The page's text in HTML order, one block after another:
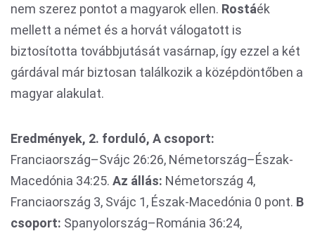
nem szerez pontot a magyarok ellen. Rostáék
mellett a német és a horvát válogatott is
biztosította továbbjutását vasárnap, így ezzel a két
gárdával már biztosan találkozik a középdöntőben a
magyar alakulat.
Eredmények, 2. forduló, A csoport:
Franciaország–Svájc 26:26, Németország–Észak-
Macedónia 34:25. Az állás: Németország 4,
Franciaország 3, Svájc 1, Észak-Macedónia 0 pont. B
csoport: Spanyolország–Románia 36:24,